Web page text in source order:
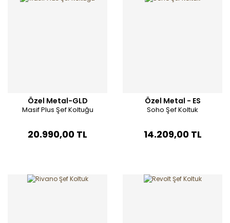
Özel Metal-GLD
Masif Plus Şef Koltuğu
20.990,00 TL
Özel Metal - ES
Soho Şef Koltuk
14.209,00 TL